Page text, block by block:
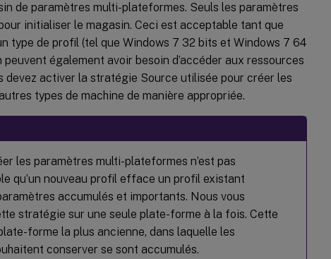
de paramètres multi-plateformes. Seuls les paramètres
initialiser le magasin. Ceci est acceptable tant que
type de profil (tel que Windows 7 32 bits et Windows 7 64
également avoir besoin d’accéder aux ressources
devez activer la stratégie Source utilisée pour créer les
types de machine de manière appropriée.
les paramètres multi-plateformes n’est pas
qu’un nouveau profil efface un profil existant
accumulés et importants. Nous vous
stratégie sur une seule plate-forme à la fois. Cette
forme la plus ancienne, dans laquelle les
conserver se sont accumulés.